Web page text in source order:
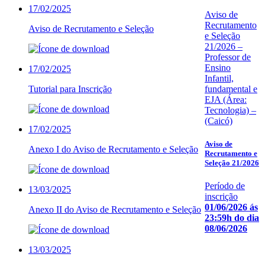
17/02/2025
Aviso de Recrutamento e Seleção
17/02/2025
Tutorial para Inscrição
17/02/2025
Anexo I do Aviso de Recrutamento e Seleção
13/03/2025
Anexo II do Aviso de Recrutamento e Seleção
13/03/2025
Aviso de
Recrutamento
e Seleção
21/2026 –
Professor de
Ensino
Infantil,
fundamental e
EJA (Área:
Tecnologia) –
(Caicó)
Aviso de
Recrutamento e
Seleção 21/2026
Período de
inscrição
01/06/2026 ás
23:59h do dia
08/06/2026